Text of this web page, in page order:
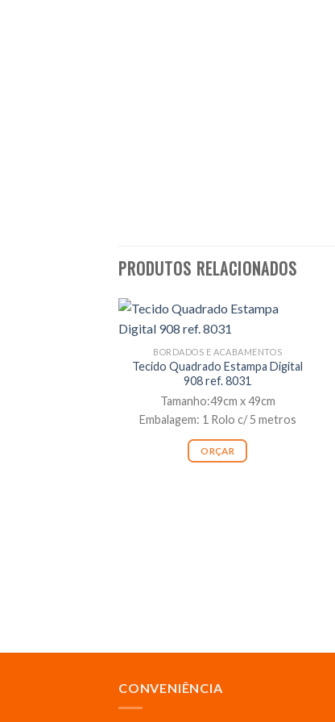
PRODUTOS RELACIONADOS
BORDADOS E ACABAMENTOS
Tecido Quadrado Estampa Digital
908 ref. 8031
Tamanho:49cm x 49cm
Embalagem: 1 Rolo c/ 5 metros
ORÇAR
CONVENIÊNCIA